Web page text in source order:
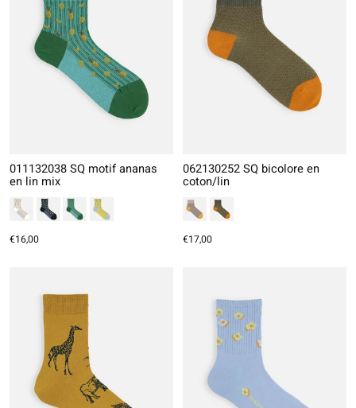
011132038 SQ motif ananas
en lin mix
€16,00
062130252 SQ bicolore en
coton/lin
€17,00